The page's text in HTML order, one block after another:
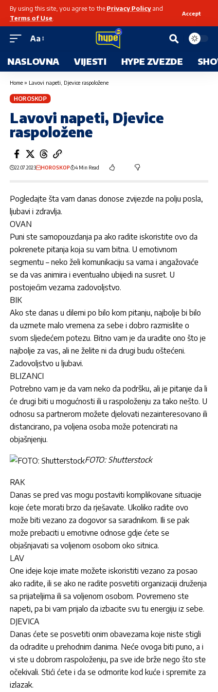
By using this site, you agree to the Privacy Policyand
Terms of Use
Accept
Aa
NASLOVNA VIJESTI HYPE ZVEZDE
Home » Lavovi napeti, Djevice raspoložene
HOROSKOP
Lavovi napeti, Djevice
raspoložene
22.07.2023 HOROSKOP 4 Min Read
Pogledajte šta vam danas donose zvijezde na polju posla,
ljubavi i zdravlja.
OVAN
Puni ste samopouzdanja pa ako radite iskoristite ovo da
pokrenete pitanja koja su vam bitna. U emotivnom
segmentu – neko želi komunikaciju sa vama i angažovaće
se da vas animira i eventualno ubijedi na susret. U
postojećim vezama zadovoljstvo.
BIK
Ako ste danas u dilemi po bilo kom pitanju, najbolje bi bilo
da uzmete malo vremena za sebe i dobro razmislite o
svom sljedećem potezu. Bitno vam je da uradite ono što je
najbolje za vas, ali ne želite ni da drugi budu oštećeni.
Zadovoljstvo u ljubavi.
BLIZANCI
Potrebno vam je da vam neko da podršku, ali je pitanje da li
će drugi biti u mogućnosti ili u raspoloženju za tako nešto. U
odnosu sa partnerom možete djelovati nezainteresovano ili
distancirano, pa voljena osoba može potencirati na
objašnjenju.
FOTO: Shutterstock
RAK
Danas se pred vas mogu postaviti komplikovane situacije
koje ćete morati brzo da rješavate. Ukoliko radite ovo
može biti vezano za dogovor sa saradnikom. Ili se pak
može prebaciti u emotivne odnose gdje ćete se
objašnjavati sa voljenom osobom oko sitnica.
LAV
One ideje koje imate možete iskoristiti vezano za posao
ako radite, ili se ako ne radite posvetiti organizaciji druženja
sa prijateljima ili sa voljenom osobom. Povremeno ste
napeti, pa bi vam prijalo da izbacite svu tu energiju iz sebe.
DJEVICA
Danas ćete se posvetiti onim obavezama koje niste stigli
da odradite u prehodnim danima. Neće ovoga biti puno, a i
vi ste u dobrom raspoloženju, pa sve ide brže nego što ste
očekivali. Stići ćete i da se odmorite kod kuće i spremite za
izlazak.